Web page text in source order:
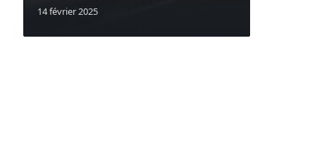
14 février 2025